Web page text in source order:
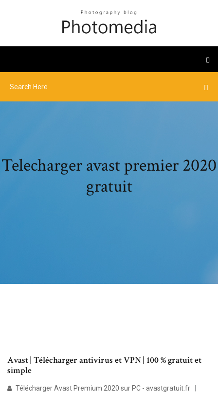
Telecharger avast premier 2020
gratuit
Avast | Télécharger antivirus et VPN | 100 % gratuit et
simple
Télécharger Avast Premium 2020 sur PC - avastgratuit.fr